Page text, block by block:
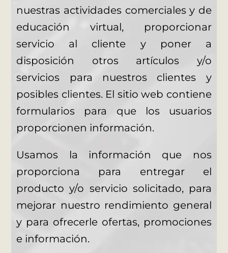
nuestras actividades comerciales y de
educación virtual, proporcionar
servicio al cliente y poner a
disposición otros artículos y/o
servicios para nuestros clientes y
posibles clientes. El sitio web contiene
formularios para que los usuarios
proporcionen información.
Usamos la información que nos
proporciona para entregar el
producto y/o servicio solicitado, para
mejorar nuestro rendimiento general
y para ofrecerle ofertas, promociones
e información.